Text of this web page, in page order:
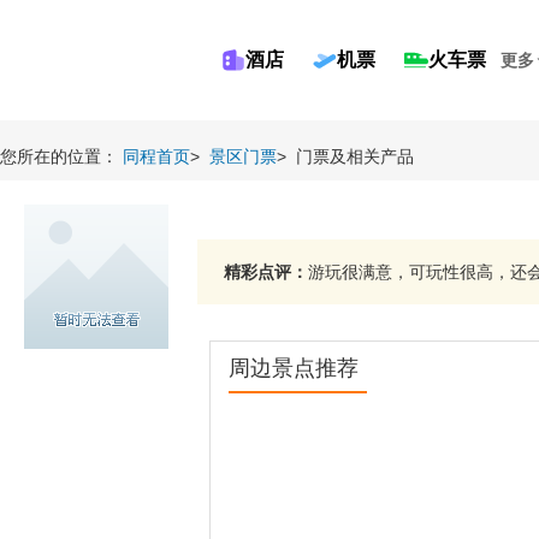
酒店 机票 火车票 更多
您所在的位置： 同程首页> 景区门票> 门票及相关产品
精彩点评： 游玩很满意，可玩性很高，还
周边景点推荐